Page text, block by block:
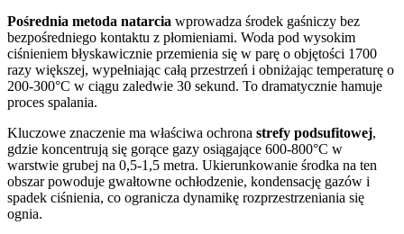
Pośrednia metoda natarcia wprowadza środek gaśniczy bez
bezpośredniego kontaktu z płomieniami. Woda pod wysokim
ciśnieniem błyskawicznie przemienia się w parę o objętości 1700
razy większej, wypełniając całą przestrzeń i obniżając temperaturę o
200-300°C w ciągu zaledwie 30 sekund. To dramatycznie hamuje
proces spalania.
Kluczowe znaczenie ma właściwa ochrona strefy podsufitowej,
gdzie koncentrują się gorące gazy osiągające 600-800°C w
warstwie grubej na 0,5-1,5 metra. Ukierunkowanie środka na ten
obszar powoduje gwałtowne ochłodzenie, kondensację gazów i
spadek ciśnienia, co ogranicza dynamikę rozprzestrzeniania się
ognia.